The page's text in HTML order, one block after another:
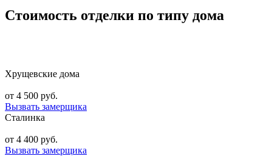
Стоимость отделки по типу дома
Хрущевские дома
от 4 500 руб.
Вызвать замерщика
Сталинка
от 4 400 руб.
Вызвать замерщика